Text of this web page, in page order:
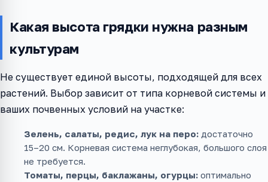
Какая высота грядки нужна разным
культурам
Не существует единой высоты, подходящей для всех
растений. Выбор зависит от типа корневой системы и
ваших почвенных условий на участке:
Зелень, салаты, редис, лук на перо: достаточно
15–20 см. Корневая система неглубокая, большого слоя
не требуется.
Томаты, перцы, баклажаны, огурцы: оптимально